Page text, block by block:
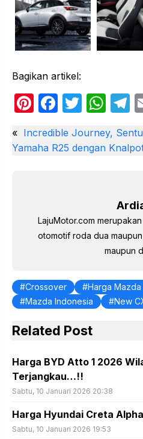
Bagikan artikel:
Pi
er
F
c
o
k
T
itt
er
W
at
p
T
e
gr
« Incredible Journey,
Yamaha R25 dengan
LajuMotor.com
otomotif roda dua
maupun
Crossover Harga Mazda
Mazda Indonesia
New
Related Post
Harga BYD Atto 1 2026
Terjangkau…!!
Sabtu, 10 Januari 2026 20:38
Harga Hyundai Creta
Sabtu, 10 Januari 2026 19:53